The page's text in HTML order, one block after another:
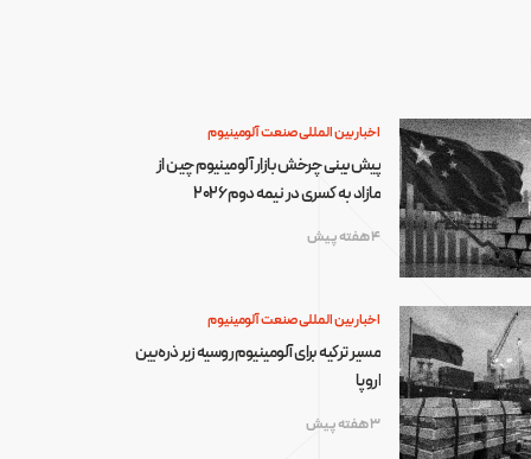
اخبار بین المللی صنعت آلومینیوم
پیش‌بینی چرخش بازار آلومینیوم چین از
مازاد به کسری در نیمه دوم ۲۰۲۶
4 هفته پیش
اخبار بین المللی صنعت آلومینیوم
مسیر ترکیه برای آلومینیوم روسیه زیر ذره‌بین
اروپا
3 هفته پیش